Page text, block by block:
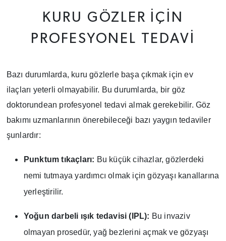
KURU GÖZLER İÇIN
PROFESYONEL TEDAVI
Bazı durumlarda, kuru gözlerle başa çıkmak için ev
ilaçları yeterli olmayabilir. Bu durumlarda, bir göz
doktorundean profesyonel tedavi almak gerekebilir. Göz
bakımı uzmanlarının önerebileceği bazı yaygın tedaviler
şunlardır:
Punktum tıkaçları: Bu küçük cihazlar, gözlerdeki
nemi tutmaya yardımcı olmak için gözyaşı kanallarına
yerleştirilir.
Yoğun darbeli ışık tedavisi (IPL): Bu invaziv
olmayan prosedür, yağ bezlerini açmak ve gözyaşı